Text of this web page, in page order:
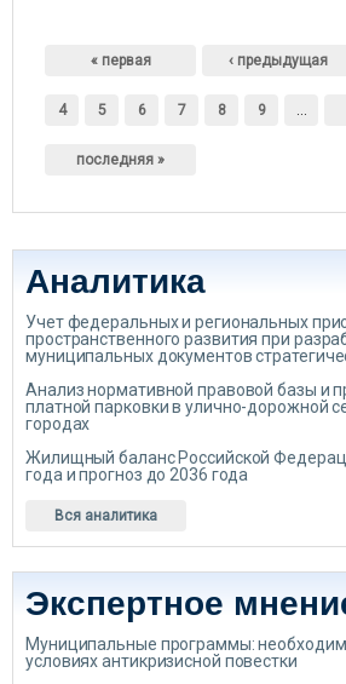
Страницы
« первая ‹ предыдущая
4 5 6 7 8 9 …
последняя »
Аналитика
Учет федеральных и региональных
пространственного развития при
муниципальных документов
Анализ нормативной правовой базы и
платной парковки в улично-дорожной
городах
Жилищный баланс Российской
года и прогноз до 2036 года
Вся аналитика
Экспертное
Муниципальные программы:
условиях антикризисной повестки